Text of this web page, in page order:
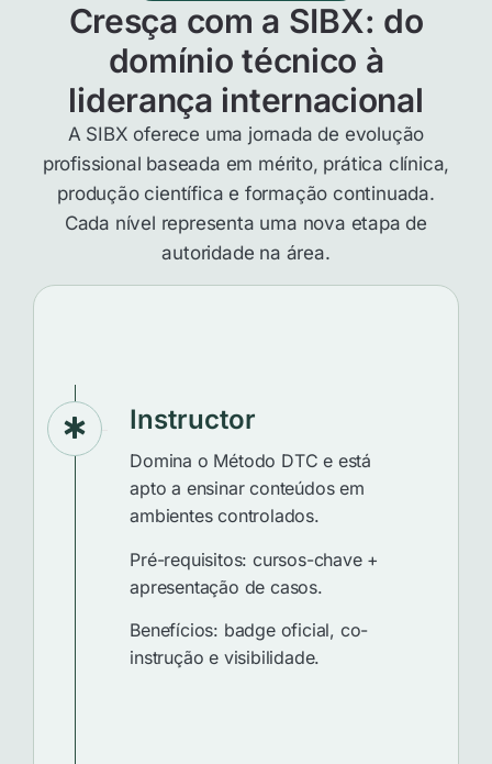
Cresça com a SIBX: do
domínio técnico à
liderança internacional
A SIBX oferece uma jornada de evolução
profissional baseada em mérito, prática clínica,
produção científica e formação continuada.
Cada nível representa uma nova etapa de
autoridade na área.
Instructor
Domina o Método DTC e está
apto a ensinar conteúdos em
ambientes controlados.
Pré-requisitos: cursos-chave +
apresentação de casos.
Benefícios: badge oficial, co-
instrução e visibilidade.